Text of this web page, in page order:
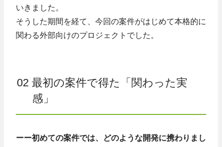
いきました。
そうした期間を経て、今回の案件がはじめて本格的に
関わる外部向けのプロジェクトでした。
02 最初の案件で得た「関わった実
感」
ーー初めての案件では、どのような開発に携わりまし